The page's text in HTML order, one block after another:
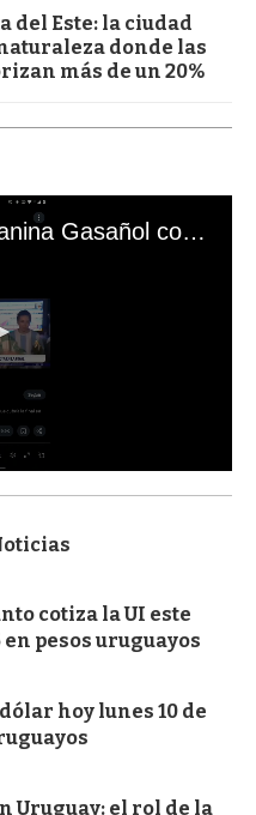
del Este: la ciudad
donde las
más de un 20%
El mal momento de Yanina Gasañol con un hincha argentino en "Subrayado"
cotiza la UI este
en pesos uruguayos
hoy lunes 10 de
Uruguay: el rol de la